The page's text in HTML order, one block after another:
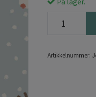
Artikkelnummer: